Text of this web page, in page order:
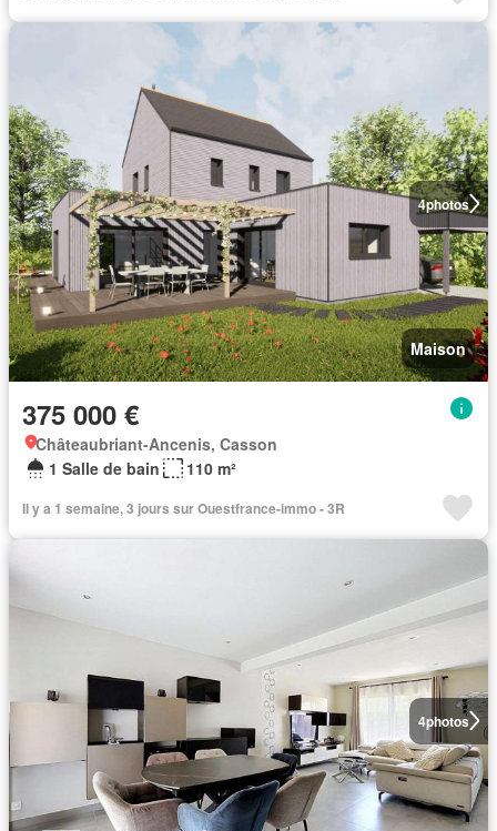
4photos
Maison
375 000 €
Châteaubriant-Ancenis, Casson
1 Salle de bain
110 m²
Il y a 1 semaine, 3 jours sur Ouestfrance-immo - 3R
4photos